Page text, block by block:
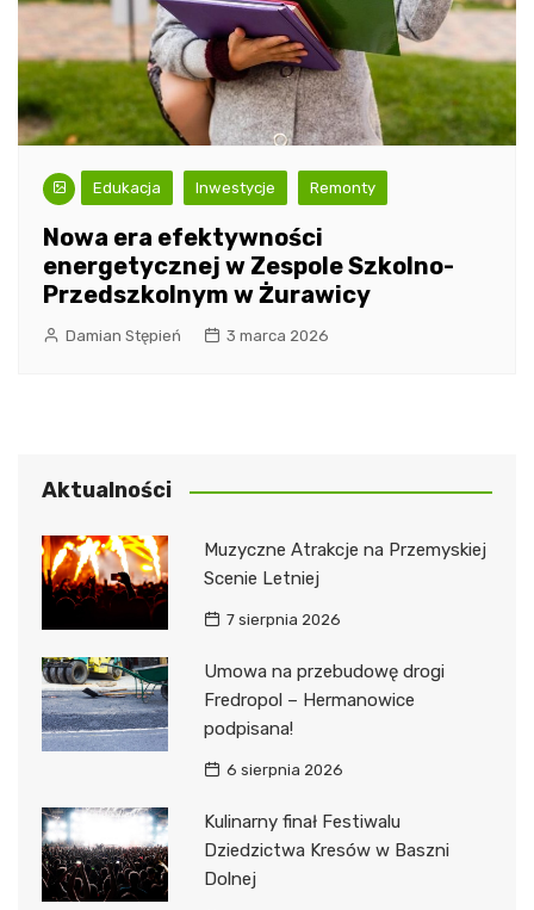
Edukacja Inwestycje Remonty
Nowa era efektywności
energetycznej w Zespole Szkolno-
Przedszkolnym w Żurawicy
Damian Stępień 3 marca 2026
Aktualności
Muzyczne Atrakcje na Przemyskiej
Scenie Letniej
7 sierpnia 2026
Umowa na przebudowę drogi
Fredropol – Hermanowice
podpisana!
6 sierpnia 2026
Kulinarny finał Festiwalu
Dziedzictwa Kresów w Baszni
Dolnej